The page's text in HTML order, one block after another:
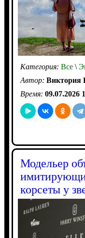
Категория: Все\
Автор: Виктория
Время: 09.07.2026
Модельер
корсеты у